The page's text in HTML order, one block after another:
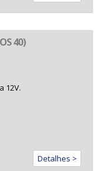
40)
12V.
Detalhes >